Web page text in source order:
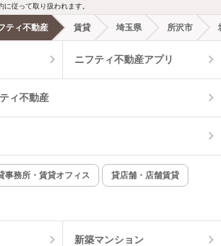
都市ガス
オートロック
インターネット無料
従って取り扱われます。
ティ不動産 賃貸 埼玉県 所沢市
ニフティ不動産アプリ
ィ不動産
事務所・賃貸オフィス 貸店舗・店舗賃貸
新築マンション